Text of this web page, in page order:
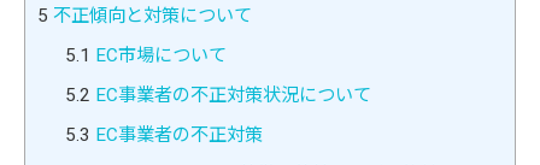
5 不正傾向と対策について
5.1 EC市場について
5.2 EC事業者の不正対策状況について
5.3 EC事業者の不正対策